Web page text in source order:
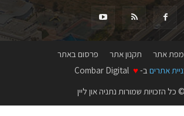
מפת אתר תקנון אתר
פרסום באתר
אתרים ב- ♥
© כל הזכויות שמורות נתניה און ליין